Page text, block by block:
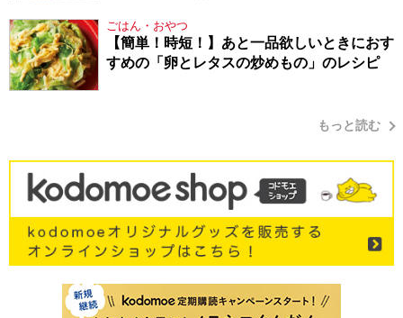
ごはん・おやつ
【簡単！時短！】あと一品欲しいときにおす
すめの「卵とレタスの炒めもの」のレシピ
もっと読む